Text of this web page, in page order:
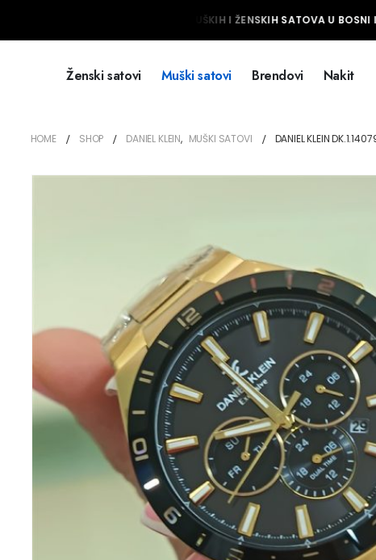
NAJVEĆI IZBOR MUŠKIH I ŽENSKIH SATOVA U
Ženski satovi Muški satovi Brendovi Nakit
HOME SHOP DANIEL KLEIN, MUŠKI SATOVI DANIEL KLEIN